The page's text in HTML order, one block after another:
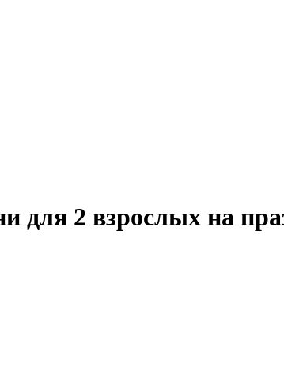
2 взрослых на